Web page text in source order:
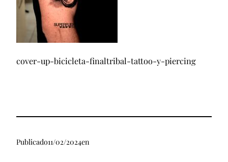
cover-up-bicicleta-finaltribal-tattoo-y-piercing
Publicado11/02/2024en